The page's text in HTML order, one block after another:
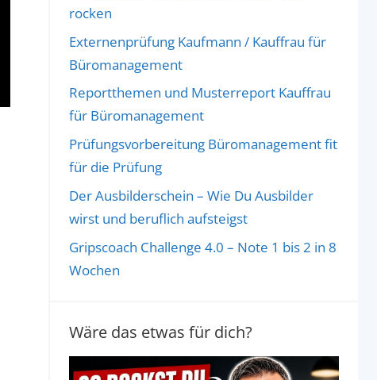
rocken
Externenprüfung Kaufmann / Kauffrau für
Büromanagement
Reportthemen und Musterreport Kauffrau
für Büromanagement
Prüfungsvorbereitung Büromanagement fit
für die Prüfung
Der Ausbilderschein – Wie Du Ausbilder
wirst und beruflich aufsteigst
Gripscoach Challenge 4.0 – Note 1 bis 2 in 8
Wochen
Wäre das etwas für dich?